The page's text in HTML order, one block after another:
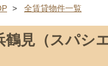
全賃貸物件一覧
鶴見（スパシ